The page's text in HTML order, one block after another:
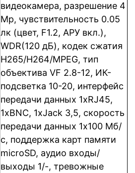
видеокамера, разрешение 4
Mp, чувствительность 0.05
лк (цвет, F1.2, АРУ вкл.),
WDR(120 дБ), кодек сжатия
Н265/H264/MPEG, тип
объектива VF 2.8-12, ИК-
подсветка 10-20, интерфейс
передачи данных 1xRJ45,
1xBNC, 1xJack 3,5, cкорость
передачи данных 1x100 Мб/
с, поддержка карт памяти
microSD, аудио входы/
выходы 1/-, тревожные